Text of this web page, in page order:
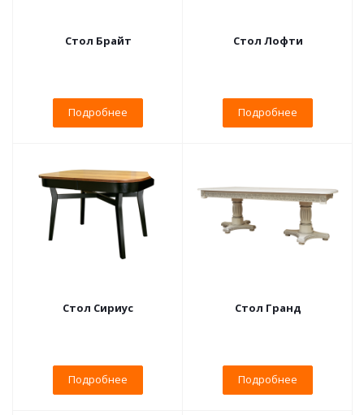
Стол Брайт
Подробнее
Стол Лофти
Подробнее
Стол Сириус
Подробнее
Стол Гранд
Подробнее